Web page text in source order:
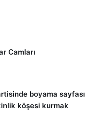
Camları
boyama sayfası
köşesi kurmak